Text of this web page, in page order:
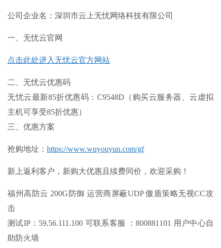
公司企业名 ：深圳市云上无忧网络科技有限公司
一、无忧云官网
点击此处进入无忧云官方网站
二、无忧云优惠码
无忧云最新85折优惠码：C9548D（购买云服务器、云虚拟
主机可享受85折优惠）
三、优惠方案
抢购地址： https://www.wuyouyun.com/gf
新上返利客户，新购大优惠且续费同价，欢迎采购！
福州高防云 200G防御 运营商屏蔽UDP 傲盾策略无视CC攻
击
测试IP：59.56.111.100 可联系客服 ：800881101 用户中心自
助防火墙